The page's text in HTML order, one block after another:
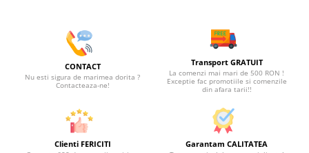
CONTACT
Nu esti sigura de marimea dorita ?
Contacteaza-ne!
Transport GRATUIT
La comenzi mai mari de 500 RON !
Exceptie fac promotiile si comenzile
din afara tarii!!
Clienti FERICITI Garantam CALITATEA